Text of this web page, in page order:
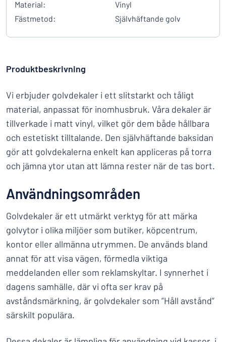
Material:
Vinyl
Fästmetod:
Självhäftande golv
Produktbeskrivning
Vi erbjuder golvdekaler i ett slitstarkt och tåligt
material, anpassat för inomhusbruk. Våra dekaler är
tillverkade i matt vinyl, vilket gör dem både hållbara
och estetiskt tilltalande. Den självhäftande baksidan
gör att golvdekalerna enkelt kan appliceras på torra
och jämna ytor utan att lämna rester när de tas bort.
Användningsområden
Golvdekaler är ett utmärkt verktyg för att märka
golvytor i olika miljöer som butiker, köpcentrum,
kontor eller allmänna utrymmen. De används bland
annat för att visa vägen, förmedla viktiga
meddelanden eller som reklamskyltar. I synnerhet i
dagens samhälle, där vi ofta ser krav på
avståndsmärkning, är golvdekaler som ”Håll avstånd”
särskilt populära.